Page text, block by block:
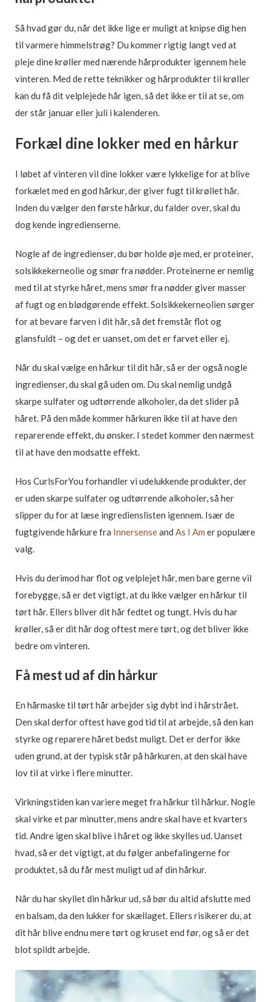
Så hvad gør du, når det ikke lige er muligt at knipse dig hen
til varmere himmelstrøg? Du kommer rigtig langt ved at
pleje dine krøller med nærende hårprodukter igennem hele
vinteren. Med de rette teknikker og hårprodukter til krøller
kan du få dit velplejede hår igen, så det ikke er til at se, om
der står januar eller juli i kalenderen.
Forkæl dine lokker med en hårkur
I løbet af vinteren vil dine lokker være lykkelige for at blive
forkælet med en god hårkur, der giver fugt til krøllet hår.
Inden du vælger den første hårkur, du falder over, skal du
dog kende ingredienserne.
Nogle af de ingredienser, du bør holde øje med, er proteiner,
solsikkekerneolie og smør fra nødder. Proteinerne er nemlig
med til at styrke håret, mens smør fra nødder giver masser
af fugt og en blødgørende effekt. Solsikkekerneolien sørger
for at bevare farven i dit hår, så det fremstår flot og
glansfuldt – og det er uanset, om det er farvet eller ej.
Når du skal vælge en hårkur til dit hår, så er der også nogle
ingredienser, du skal gå uden om. Du skal nemlig undgå
skarpe sulfater og udtørrende alkoholer, da det slider på
håret. På den måde kommer hårkuren ikke til at have den
reparerende effekt, du ønsker. I stedet kommer den nærmest
til at have den modsatte effekt.
Hos CurlsForYou forhandler vi udelukkende produkter, der
er uden skarpe sulfater og udtørrende alkoholer, så her
slipper du for at læse ingredienslisten igennem. Især de
fugtgivende hårkure fra Innersenseand As I Am er populære
valg.
Hvis du derimod har flot og velplejet hår, men bare gerne vil
forebygge, så er det vigtigt, at du ikke vælger en hårkur til
tørt hår. Ellers bliver dit hår fedtet og tungt. Hvis du har
krøller, så er dit hår dog oftest mere tørt, og det bliver ikke
bedre om vinteren.
Få mest ud af din hårkur
En hårmaske til tørt hår arbejder sig dybt ind i hårstrået.
Den skal derfor oftest have god tid til at arbejde, så den kan
styrke og reparere håret bedst muligt. Det er derfor ikke
uden grund, at der typisk står på hårkuren, at den skal have
lov til at virke i flere minutter.
Virkningstiden kan variere meget fra hårkur til hårkur. Nogle
skal virke et par minutter, mens andre skal have et kvarters
tid. Andre igen skal blive i håret og ikke skylles ud. Uanset
hvad, så er det vigtigt, at du følger anbefalingerne for
produktet, så du får mest muligt ud af din hårkur.
Når du har skyllet din hårkur ud, så bør du altid afslutte med
en balsam, da den lukker for skællaget. Ellers risikerer du, at
dit hår blive endnu mere tørt og kruset end før, og så er det
blot spildt arbejde.